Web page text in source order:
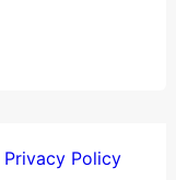
Privacy Policy